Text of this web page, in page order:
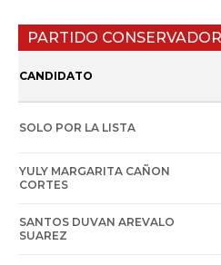
PARTIDO
CANDIDATO
SOLO POR LA LISTA
YULY MARGARITA CAÑON
CORTES
SANTOS DUVAN AREVALO
SUAREZ